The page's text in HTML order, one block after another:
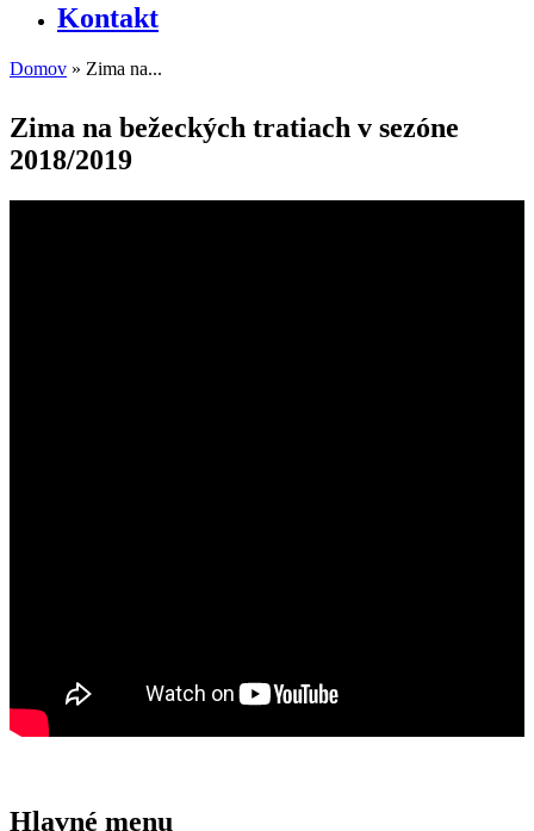
Kontakt
Domov » Zima na...
Zima na bežeckých tratiach v sezóne
2018/2019
Hlavné menu